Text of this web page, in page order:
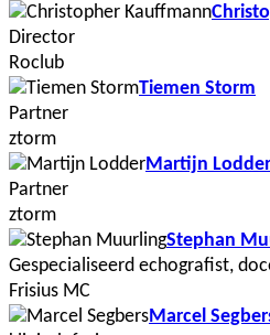
Director
Roclub
Tiemen Storm
Partner
ztorm
Martijn Lodder
Partner
ztorm
Stephan
Gespecialiseerd echografist,
Frisius MC
Marcel